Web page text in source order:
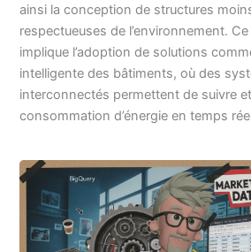
ainsi la conception de structures
respectueuses de l’environnement.
implique l’adoption de solutions
intelligente des bâtiments, où des
interconnectés permettent de suivre
consommation d’énergie en temps